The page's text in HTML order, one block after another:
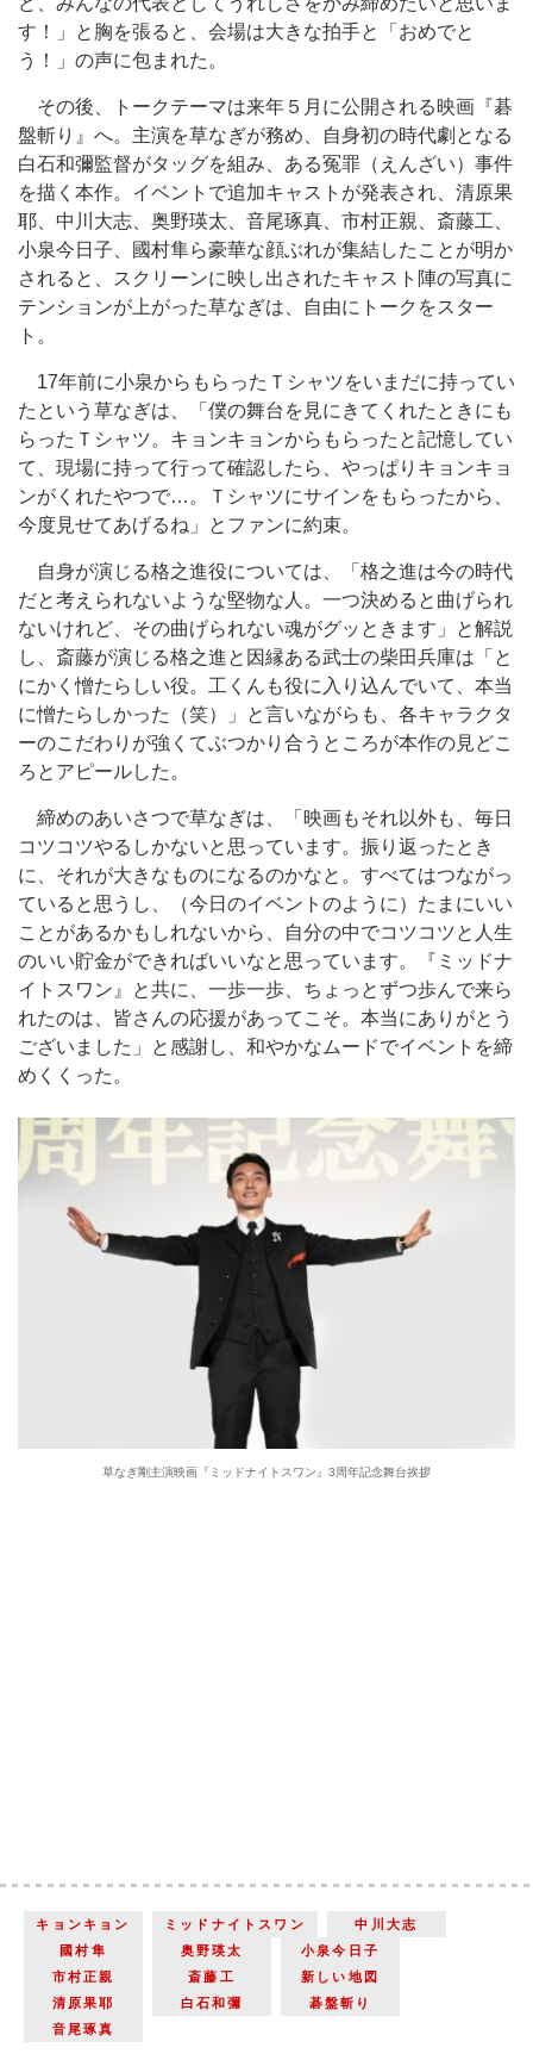
す！」と胸を張ると、会場は大きな拍手と「おめでと
う！」の声に包まれた。
その後、トークテーマは来年５月に公開される映画『碁
盤斬り』へ。主演を草なぎが務め、自身初の時代劇となる
白石和彌監督がタッグを組み、ある冤罪（えんざい）事件
を描く本作。イベントで追加キャストが発表され、清原果
耶、中川大志、奥野瑛太、音尾琢真、市村正親、斎藤工、
小泉今日子、國村隼ら豪華な顔ぶれが集結したことが明か
されると、スクリーンに映し出されたキャスト陣の写真に
テンションが上がった草なぎは、自由にトークをスター
ト。
17年前に小泉からもらったＴシャツをいまだに持ってい
たという草なぎは、「僕の舞台を見にきてくれたときにも
らったＴシャツ。キョンキョンからもらったと記憶してい
て、現場に持って行って確認したら、やっぱりキョンキョ
ンがくれたやつで…。Ｔシャツにサインをもらったから、
今度見せてあげるね」とファンに約束。
自身が演じる格之進役については、「格之進は今の時代
だと考えられないような堅物な人。一つ決めると曲げられ
ないけれど、その曲げられない魂がグッときます」と解説
し、斎藤が演じる格之進と因縁ある武士の柴田兵庫は「と
にかく憎たらしい役。工くんも役に入り込んでいて、本当
に憎たらしかった（笑）」と言いながらも、各キャラクタ
ーのこだわりが強くてぶつかり合うところが本作の見どこ
ろとアピールした。
締めのあいさつで草なぎは、「映画もそれ以外も、毎日
コツコツやるしかないと思っています。振り返ったとき
に、それが大きなものになるのかなと。すべてはつながっ
ていると思うし、（今日のイベントのように）たまにいい
ことがあるかもしれないから、自分の中でコツコツと人生
のいい貯金ができればいいなと思っています。『ミッドナ
イトスワン』と共に、一歩一歩、ちょっとずつ歩んで来ら
れたのは、皆さんの応援があってこそ。本当にありがとう
ございました」と感謝し、和やかなムードでイベントを締
めくくった。
草なぎ剛主演映画『ミッドナイトスワン』3周年記念舞台挨拶
キョンキョン ミッドナイトスワン
中川大志
國村隼
奥野瑛太
小泉今日子
市村正親
斎藤工
新しい地図
清原果耶
白石和彌
碁盤斬り
音尾琢真